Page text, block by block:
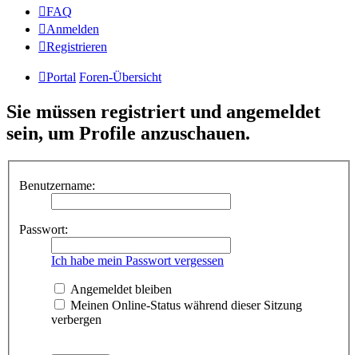
FAQ
Anmelden
Registrieren
Portal Foren-Übersicht
Sie müssen registriert und angemeldet
sein, um Profile anzuschauen.
Benutzername:
Passwort:
Ich habe mein Passwort vergessen
Angemeldet bleiben
Meinen Online-Status während dieser Sitzung
verbergen